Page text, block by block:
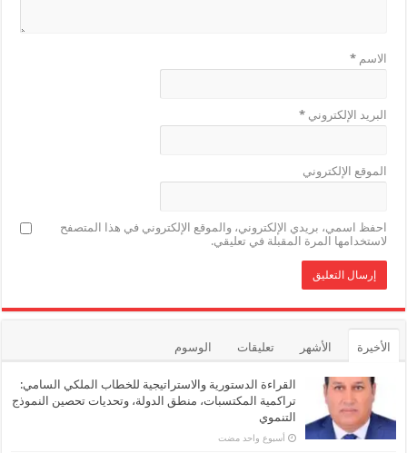
الاسم*
البريد الإلكتروني*
الموقع الإلكتروني
احفظ اسمي، بريدي الإلكتروني، والموقع الإلكتروني في هذا المتصفح
لاستخدامها المرة المقبلة في تعليقي.
الأخيرة الأشهر تعليقات الوسوم
القراءة الدستورية والاستراتيجية للخطاب الملكي السامي:
تراكمية المكتسبات، منطق الدولة، وتحديات تحصين النموذج
التنموي
‏أسبوع واحد مضت